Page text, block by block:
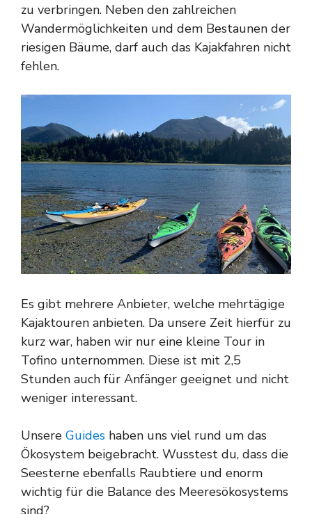
zu verbringen. Neben den zahlreichen
Wandermöglichkeiten und dem Bestaunen der
riesigen Bäume, darf auch das Kajakfahren nicht
fehlen.
Es gibt mehrere Anbieter, welche mehrtägige
Kajaktouren anbieten. Da unsere Zeit hierfür zu
kurz war, haben wir nur eine kleine Tour in
Tofino unternommen. Diese ist mit 2,5
Stunden auch für Anfänger geeignet und nicht
weniger interessant.
Unsere Guides haben uns viel rund um das
Ökosystem beigebracht. Wusstest du, dass die
Seesterne ebenfalls Raubtiere und enorm
wichtig für die Balance des Meeresökosystems